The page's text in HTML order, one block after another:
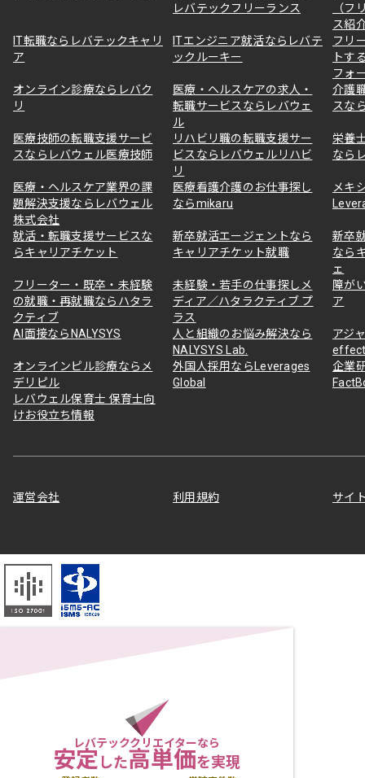
レバテックフリーランス
（フ
ス紹
IT転職ならレバテックキャリ
ア
ITエンジニア就活ならレバテ
ックルーキー
フリ
トす
フォ
オンライン診療ならレバク
リ
医療・ヘルスケアの求人・
転職サービスならレバウェ
ル
介護
スな
医療技師の転職支援サービ
スならレバウェル医療技師
リハビリ職の転職支援サー
ビスならレバウェルリハビ
リ
栄養
なら
医療・ヘルスケア業界の課
題解決支援ならレバウェル
株式会社
医療看護介護のお仕事探し
ならmikaru
メキ
就活・転職支援サービスな
らキャリアチケット
新卒就活エージェントなら
キャリアチケット就職
新卒
なら
ェ
フリーター・既卒・未経験
の就職・再就職ならハタラ
クティブ
未経験・若手の仕事探しメ
ディア／ハタラクティブ プ
ラス
障が
ア
AI面接ならNALYSYS
人と組織のお悩み解決なら
NALYSYS Lab.
アジ
オンラインピル診療ならメ
デリピル
外国人採用ならLeverages
Global
企業
レバウェル保育士 保育士向
けお役立ち情報
運営会社 利用規約 サイ
レバテッククリエイターなら
安定した高単価を実現